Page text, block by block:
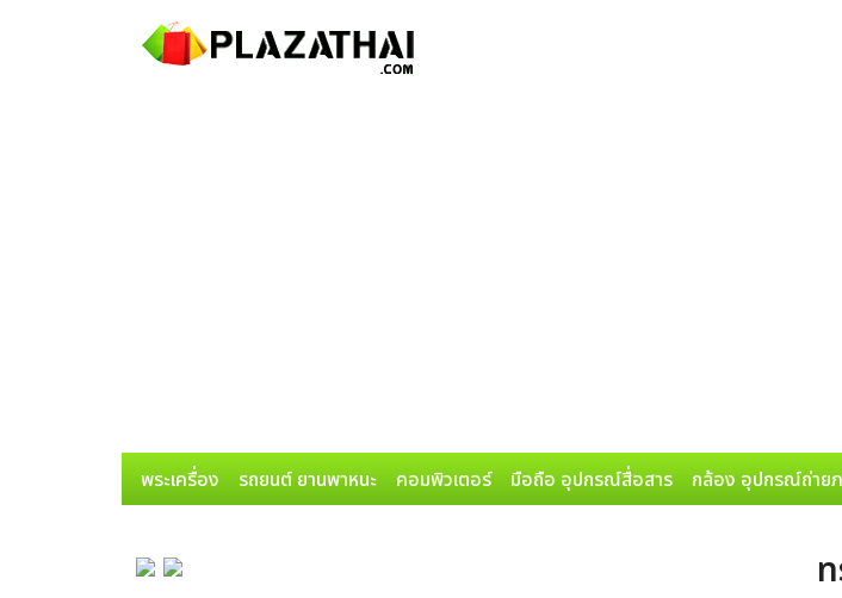
พระเครื่อง รถยนต์ ยานพาหนะ คอมพิวเตอร์ มือถือ อุปกรณ์สื่อสาร กล้อง อุปกรณ์ถ่าย